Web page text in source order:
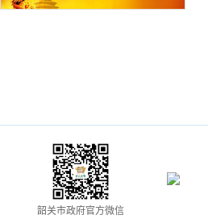
韶关市政府官方微信